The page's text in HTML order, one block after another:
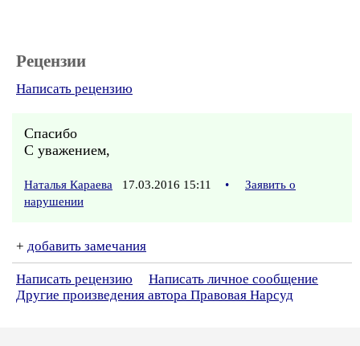
Рецензии
Написать рецензию
Спасибо
С уважением,
Наталья Караева 17.03.2016 15:11 •
Заявить о
нарушении
+ добавить замечания
Написать рецензию
Написать личное сообщение
Другие произведения автора Правовая Нарсуд